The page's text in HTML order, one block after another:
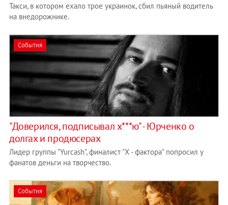
Такси, в котором ехало трое украинок, сбил пьяный водитель
на внедорожнике.
События
"Доверился, подписывал х***ю" - Юрченко о
долгах и продюсерах
Лидер группы "Yurcаsh", финалист "Х - фактора" попросил у
фанатов деньги на творчество.
События